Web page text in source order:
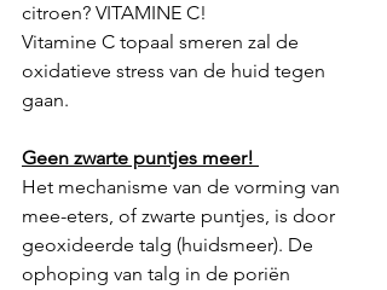
citroen? VITAMINE C!
Vitamine C topaal smeren zal de
oxidatieve stress van de huid tegen
gaan.
Geen zwarte puntjes meer!
Het mechanisme van de vorming van
mee-eters, of zwarte puntjes, is door
geoxideerde talg (huidsmeer). De
ophoping van talg in de poriën